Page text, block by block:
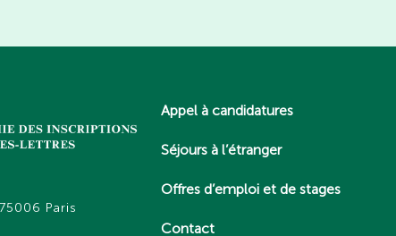
Paris
Appel à candidatures
Séjours à l’étranger
Offres d’emploi et de stages
Contact